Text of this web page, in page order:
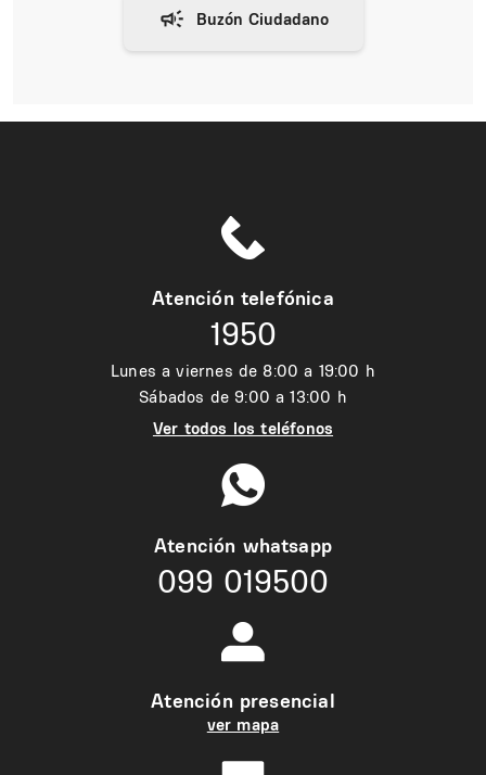
Atención telefónica
1950
Lunes a viernes de 8:00 a 19:00 h
Sábados de 9:00 a 13:00 h
Ver todos los teléfonos
Atención whatsapp
099 019500
Atención presencial
ver mapa